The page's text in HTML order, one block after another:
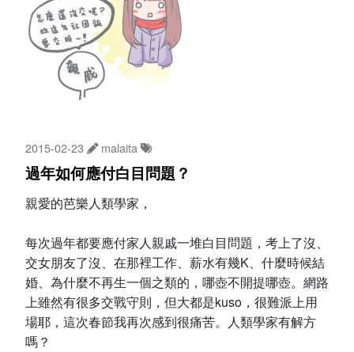
2015-02-23 malaita
過年如何應付白目問題？
親愛的芭樂人類學家，
每次過年都要應付家人親戚一堆白目問題，考上了沒、
交女朋友了沒、在那裡工作、薪水有幾K、什麼時候結
婚、為什麼不再生一個之類的，哪壺不開提哪壺。網路
上雖然有很多交戰守則，但大都是kuso，很難派上用
場耶，這次春節我再次感到很痛苦。人類學家有解方
嗎？